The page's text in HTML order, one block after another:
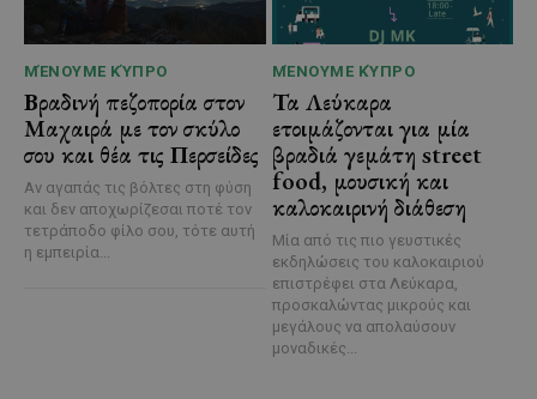
ΜΈΝΟΥΜΕ ΚΎΠΡΟ
Βραδινή πεζοπορία στον
Μαχαιρά με τον σκύλο
σου και θέα τις Περσείδες
Αν αγαπάς τις βόλτες στη φύση
και δεν αποχωρίζεσαι ποτέ τον
τετράποδο φίλο σου, τότε αυτή
η εμπειρία...
ΜΈΝΟΥΜΕ ΚΎΠΡΟ
Τα Λεύκαρα
ετοιμάζονται για μία
βραδιά γεμάτη street
food, μουσική και
καλοκαιρινή διάθεση
Μία από τις πιο γευστικές
εκδηλώσεις του καλοκαιριού
επιστρέφει στα Λεύκαρα,
προσκαλώντας μικρούς και
μεγάλους να απολαύσουν
μοναδικές...